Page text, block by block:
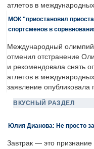
атлетов в
МОК "приостановил
спортсменов в
Международный
отменил отстранение
и рекомендовала снять
атлетов в
заявление
ВКУСНЫЙ РАЗДЕЛ
Юлия Дианова: Не просто
Завтрак — это